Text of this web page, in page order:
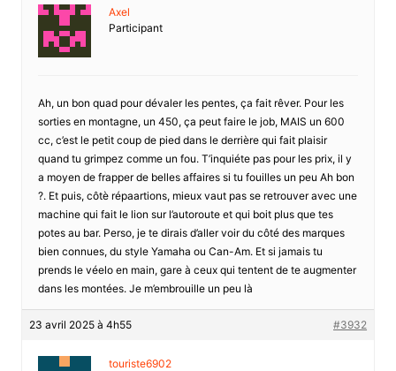
Axel
Participant
Ah, un bon quad pour dévaler les pentes, ça fait rêver. Pour les
sorties en montagne, un 450, ça peut faire le job, MAIS un 600
cc, c’est le petit coup de pied dans le derrière qui fait plaisir
quand tu grimpez comme un fou. T’inquiéte pas pour les prix, il y
a moyen de frapper de belles affaires si tu fouilles un peu Ah bon
?. Et puis, côtè répaartions, mieux vaut pas se retrouver avec une
machine qui fait le lion sur l’autoroute et qui boit plus que tes
potes au bar. Perso, je te dirais d’aller voir du côté des marques
bien connues, du style Yamaha ou Can-Am. Et si jamais tu
prends le véelo en main, gare à ceux qui tentent de te augmenter
dans les montées. Je m’embrouille un peu là
23 avril 2025 à 4h55 #3932
touriste6902